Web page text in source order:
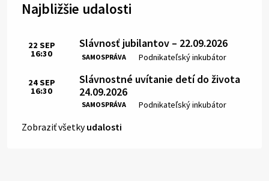
Najbližšie udalosti
Slávnosť jubilantov – 22.09.2026
SAMOSPRÁVA Miesto:
Podnikateľský inkubátor
Čas:
22 SEP
16:30
Slávnostné uvítanie detí do života
24.09.2026
SAMOSPRÁVA Miesto:
Podnikateľský inkubátor
Čas:
24SEP
16:30
Zobraziť všetkyudalosti